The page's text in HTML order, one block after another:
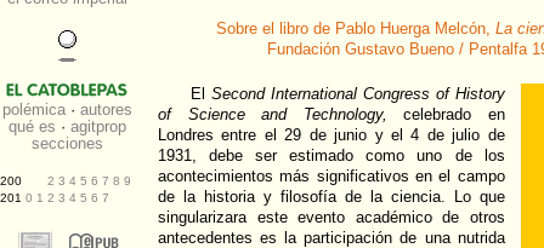
Sobre el libro de Pablo Huerga Melcón, La
Fundación Gustavo Bueno / Pentalfa
El Second International Congress of History
of Science and Technology,
celebrado en
Londres entre el 29 de junio y el 4 de julio de
1931, debe ser estimado como uno de los
acontecimientos más significativos en el campo
de la historia y filosofía de la ciencia. Lo que
singularizara este evento académico de otros
antecedentes es la participación de una nutrida